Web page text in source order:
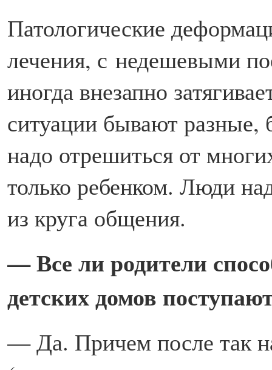
Патологические
лечения, с недешевыми
иногда внезапно
ситуации бывают
надо отрешиться от
только ребенком. Люди
из круга общения.
— Все ли родители
детских домов
— Да. Причем после так